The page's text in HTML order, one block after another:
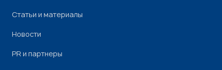
Статьи и материалы
Новости
PR и партнеры